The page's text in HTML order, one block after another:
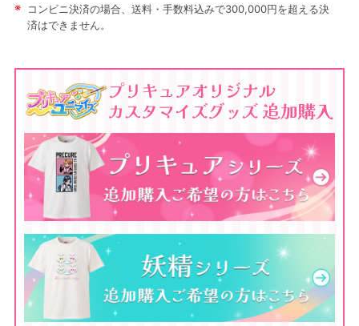
※
コンビニ決済の場合、送料・手数料込みで300,000円を超える決
済はできません。